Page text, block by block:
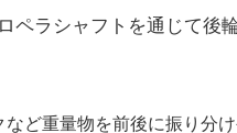
ペラシャフトを通じて後
など重量物を前後に振り分